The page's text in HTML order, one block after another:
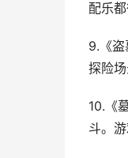
配乐
9.《
探险
10.《
斗。